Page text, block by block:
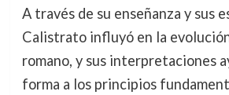
A través de su enseñanza y sus
Calistrato influyó en la
romano, y sus interpretaciones
forma a los principios